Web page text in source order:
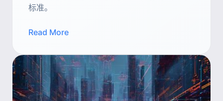
标准。
Read More